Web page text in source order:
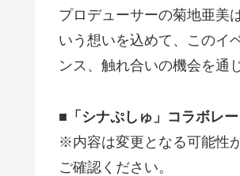
プロデューサーの菊地亜美
いう想いを込めて、このイ
ンス、触れ合いの機会を通
■「シナぷしゅ」コラボレ
※内容は変更となる可能性
ご確認ください。